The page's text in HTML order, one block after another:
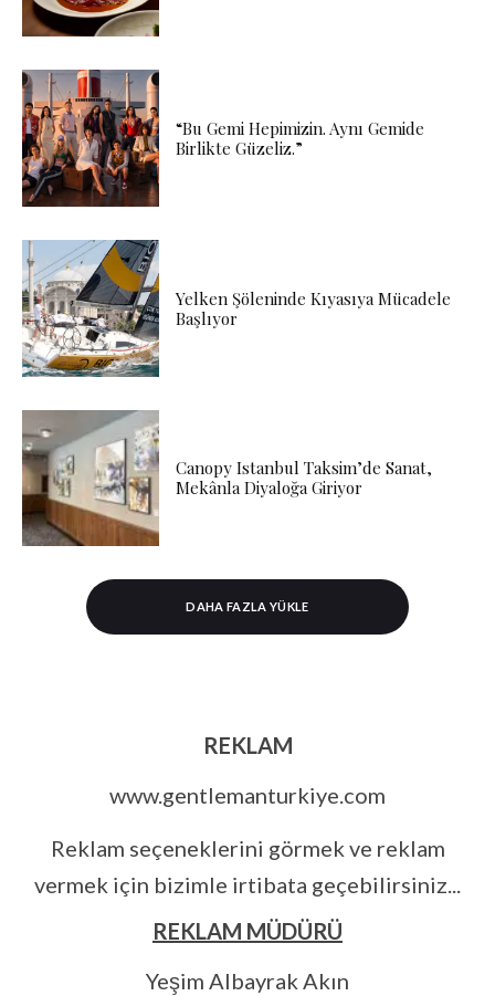
“Bu Gemi Hepimizin. Aynı Gemide
Birlikte Güzeliz.”
Yelken Şöleninde Kıyasıya Mücadele
Başlıyor
Canopy Istanbul Taksim’de Sanat,
Mekânla Diyaloğa Giriyor
DAHA FAZLA YÜKLE
REKLAM
www.gentlemanturkiye.com
Reklam seçeneklerini görmek ve reklam
vermek için bizimle irtibata geçebilirsiniz...
REKLAM MÜDÜRÜ
Yeşim Albayrak Akın